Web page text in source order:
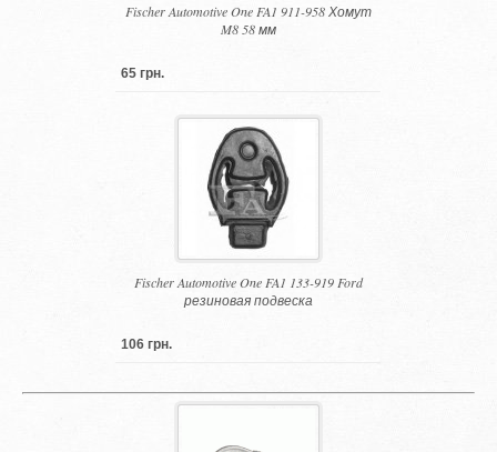
Fischer Automotive One FA1 911-958 Хомут
M8 58 мм
65 грн.
Fischer Automotive One FA1 133-919 Ford
резиновая подвеска
106 грн.